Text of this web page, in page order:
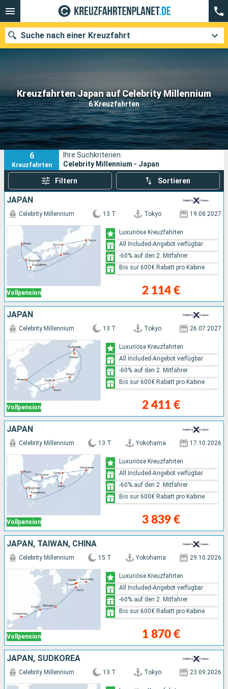
Kreuzfahrten Japan auf Celebrity Millennium
6 Kreuzfahrten
Suche nach einer Kreuzfahrt
Unsere Ziele
Abfahrtsmonat
Häfen Reedereien
Suchen
6
Kreuzfahrten
Ihre Suchkriterien:
Celebrity Millennium - Japan
Filtern Sortieren
JAPAN
Vollpension
Celebrity Millennium 13 T Tokyo 19.08.2027
2 114 €
Luxuriöse Kreuzfahrten
All Included-Angebot verfügbar
-60% auf den 2. Mitfahrer
Bis sur 600€ Rabatt pro Kabine
JAPAN
Vollpension
Celebrity Millennium 13 T Tokyo 26.07.2027
2 411 €
Luxuriöse Kreuzfahrten
All Included-Angebot verfügbar
-60% auf den 2. Mitfahrer
Bis sur 600€ Rabatt pro Kabine
JAPAN
Vollpension
Celebrity Millennium 13 T Yokohama 17.10.2026
3 839 €
Luxuriöse Kreuzfahrten
All Included-Angebot verfügbar
-60% auf den 2. Mitfahrer
Bis sur 600€ Rabatt pro Kabine
JAPAN, TAIWAN, CHINA
Vollpension
Celebrity Millennium 15 T Yokohama 29.10.2026
1 870 €
Luxuriöse Kreuzfahrten
All Included-Angebot verfügbar
-60% auf den 2. Mitfahrer
Bis sur 600€ Rabatt pro Kabine
JAPAN, SÜDKOREA
Celebrity Millennium 13 T Tokyo 23.09.2026